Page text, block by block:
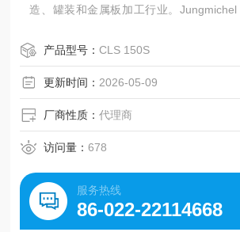
造、罐装和金属板加工行业。Jungmichel
生产该行业机械。
产品型号：CLS 150S
更新时间： 2026-05-09
厂商性质：代理商
访问量：678
服务热线
86-022-22114668